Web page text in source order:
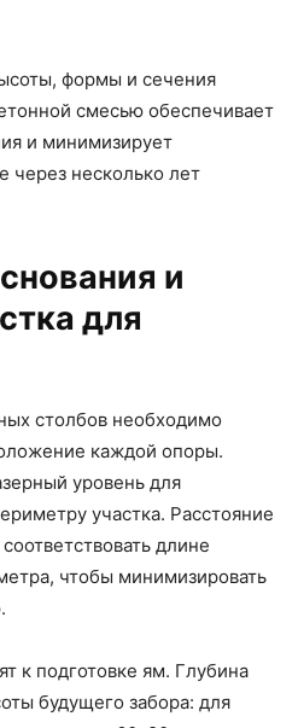
формы и сечения
смесью обеспечивает
и минимизирует
через несколько лет
и
для
столбов необходимо
каждой опоры.
уровень для
участка. Расстояние
длине
чтобы минимизировать
к подготовке ям. Глубина
будущего забора: для